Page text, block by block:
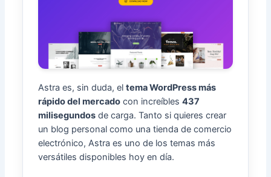
Astra es, sin duda, eltema WordPress más
rápido del mercado con increíbles437
milisegundos de carga. Tanto si quieres crear
un blog personal como una tienda de comercio
electrónico, Astra es uno de los temas más
versátiles disponibles hoy en día.